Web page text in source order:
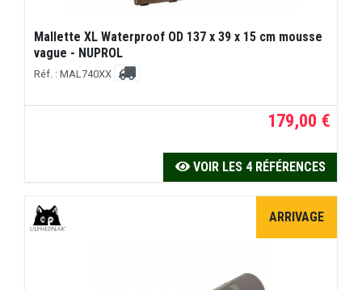
Mallette XL Waterproof OD 137 x 39 x 15 cm mousse
vague - NUPROL
Réf. : MAL740XX
179,00 €
VOIR LES 4 RÉFÉRENCES
ARRIVAGE